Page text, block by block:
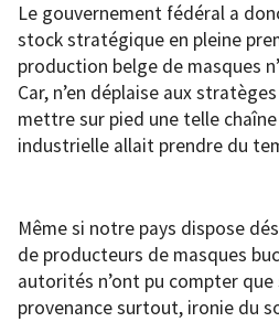
Le gouvernement fédéral a
stock stratégique en pleine
production belge de masques
Car, n’en déplaise aux
mettre sur pied une telle
industrielle allait prendre du
Même si notre pays dispose
de producteurs de masques
autorités n’ont pu compter
provenance surtout, ironie du